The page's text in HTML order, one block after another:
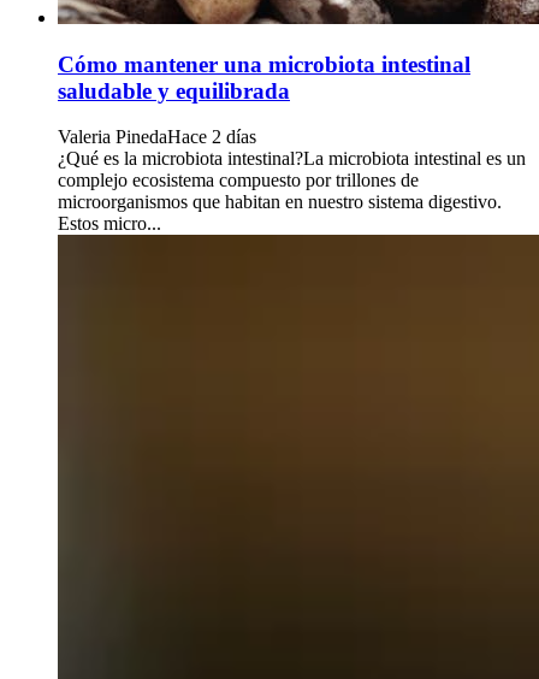
Cómo mantener una microbiota intestinal
saludable y equilibrada
Valeria PinedaHace 2 días
¿Qué es la microbiota intestinal?La microbiota intestinal es un
complejo ecosistema compuesto por trillones de
microorganismos que habitan en nuestro sistema digestivo.
Estos micro...